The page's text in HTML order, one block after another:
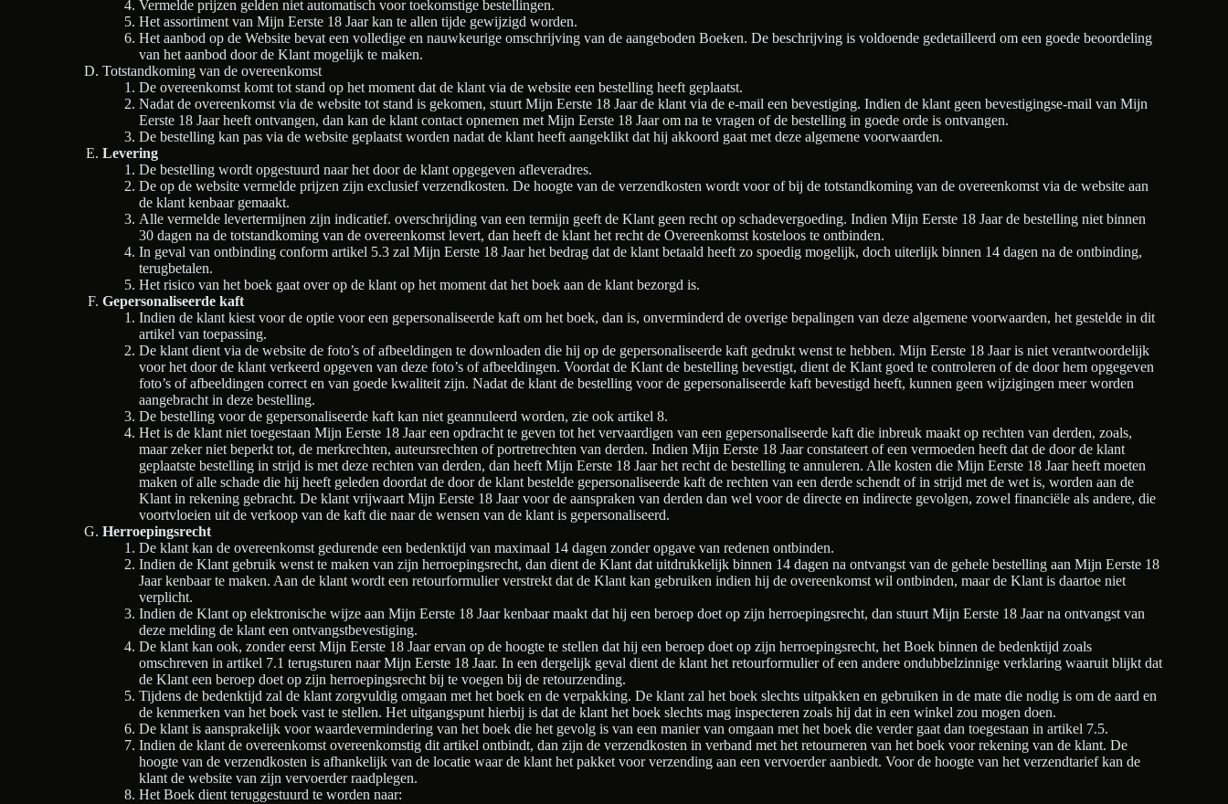
Vermelde prijzen gelden niet automatisch voor toekomstige bestellingen.
Het assortiment van Mijn Eerste 18 Jaar kan te allen tijde gewijzigd worden.
Het aanbod op de Website bevat een volledige en nauwkeurige omschrijving van de aangeboden Boeken. De beschrijving is voldoende gedetailleerd om een goede beoordeling
van het aanbod door de Klant mogelijk te maken.
Totstandkoming van de overeenkomst
De overeenkomst komt tot stand op het moment dat de klant via de website een bestelling heeft geplaatst.
Nadat de overeenkomst via de website tot stand is gekomen, stuurt Mijn Eerste 18 Jaar de klant via de e-mail een bevestiging. Indien de klant geen bevestigingse-mail van Mijn
Eerste 18 Jaar heeft ontvangen, dan kan de klant contact opnemen met Mijn Eerste 18 Jaar om na te vragen of de bestelling in goede orde is ontvangen.
De bestelling kan pas via de website geplaatst worden nadat de klant heeft aangeklikt dat hij akkoord gaat met deze algemene voorwaarden.
Levering
De bestelling wordt opgestuurd naar het door de klant opgegeven afleveradres.
De op de website vermelde prijzen zijn exclusief verzendkosten. De hoogte van de verzendkosten wordt voor of bij de totstandkoming van de overeenkomst via de website aan
de klant kenbaar gemaakt.
Alle vermelde levertermijnen zijn indicatief. overschrijding van een termijn geeft de Klant geen recht op schadevergoeding. Indien Mijn Eerste 18 Jaar de bestelling niet binnen
30 dagen na de totstandkoming van de overeenkomst levert, dan heeft de klant het recht de Overeenkomst kosteloos te ontbinden.
In geval van ontbinding conform artikel 5.3 zal Mijn Eerste 18 Jaar het bedrag dat de klant betaald heeft zo spoedig mogelijk, doch uiterlijk binnen 14 dagen na de ontbinding,
terugbetalen.
Het risico van het boek gaat over op de klant op het moment dat het boek aan de klant bezorgd is.
Gepersonaliseerde kaft
Indien de klant kiest voor de optie voor een gepersonaliseerde kaft om het boek, dan is, onverminderd de overige bepalingen van deze algemene voorwaarden, het gestelde in dit
artikel van toepassing.
De klant dient via de website de foto’s of afbeeldingen te downloaden die hij op de gepersonaliseerde kaft gedrukt wenst te hebben. Mijn Eerste 18 Jaar is niet verantwoordelijk
voor het door de klant verkeerd opgeven van deze foto’s of afbeeldingen. Voordat de Klant de bestelling bevestigt, dient de Klant goed te controleren of de door hem opgegeven
foto’s of afbeeldingen correct en van goede kwaliteit zijn. Nadat de klant de bestelling voor de gepersonaliseerde kaft bevestigd heeft, kunnen geen wijzigingen meer worden
aangebracht in deze bestelling.
De bestelling voor de gepersonaliseerde kaft kan niet geannuleerd worden, zie ook artikel 8.
Het is de klant niet toegestaan Mijn Eerste 18 Jaar een opdracht te geven tot het vervaardigen van een gepersonaliseerde kaft die inbreuk maakt op rechten van derden, zoals,
maar zeker niet beperkt tot, de merkrechten, auteursrechten of portretrechten van derden. Indien Mijn Eerste 18 Jaar constateert of een vermoeden heeft dat de door de klant
geplaatste bestelling in strijd is met deze rechten van derden, dan heeft Mijn Eerste 18 Jaar het recht de bestelling te annuleren. Alle kosten die Mijn Eerste 18 Jaar heeft moeten
maken of alle schade die hij heeft geleden doordat de door de klant bestelde gepersonaliseerde kaft de rechten van een derde schendt of in strijd met de wet is, worden aan de
Klant in rekening gebracht. De klant vrijwaart Mijn Eerste 18 Jaar voor de aanspraken van derden dan wel voor de directe en indirecte gevolgen, zowel financiële als andere, die
voortvloeien uit de verkoop van de kaft die naar de wensen van de klant is gepersonaliseerd.
Herroepingsrecht
De klant kan de overeenkomst gedurende een bedenktijd van maximaal 14 dagen zonder opgave van redenen ontbinden.
Indien de Klant gebruik wenst te maken van zijn herroepingsrecht, dan dient de Klant dat uitdrukkelijk binnen 14 dagen na ontvangst van de gehele bestelling aan Mijn Eerste 18
Jaar kenbaar te maken. Aan de klant wordt een retourformulier verstrekt dat de Klant kan gebruiken indien hij de overeenkomst wil ontbinden, maar de Klant is daartoe niet
verplicht.
Indien de Klant op elektronische wijze aan Mijn Eerste 18 Jaar kenbaar maakt dat hij een beroep doet op zijn herroepingsrecht, dan stuurt Mijn Eerste 18 Jaar na ontvangst van
deze melding de klant een ontvangstbevestiging.
De klant kan ook, zonder eerst Mijn Eerste 18 Jaar ervan op de hoogte te stellen dat hij een beroep doet op zijn herroepingsrecht, het Boek binnen de bedenktijd zoals
omschreven in artikel 7.1 terugsturen naar Mijn Eerste 18 Jaar. In een dergelijk geval dient de klant het retourformulier of een andere ondubbelzinnige verklaring waaruit blijkt dat
de Klant een beroep doet op zijn herroepingsrecht bij te voegen bij de retourzending.
Tijdens de bedenktijd zal de klant zorgvuldig omgaan met het boek en de verpakking. De klant zal het boek slechts uitpakken en gebruiken in de mate die nodig is om de aard en
de kenmerken van het boek vast te stellen. Het uitgangspunt hierbij is dat de klant het boek slechts mag inspecteren zoals hij dat in een winkel zou mogen doen.
De klant is aansprakelijk voor waardevermindering van het boek die het gevolg is van een manier van omgaan met het boek die verder gaat dan toegestaan in artikel 7.5.
Indien de klant de overeenkomst overeenkomstig dit artikel ontbindt, dan zijn de verzendkosten in verband met het retourneren van het boek voor rekening van de klant. De
hoogte van de verzendkosten is afhankelijk van de locatie waar de klant het pakket voor verzending aan een vervoerder aanbiedt. Voor de hoogte van het verzendtarief kan de
klant de website van zijn vervoerder raadplegen.
Het Boek dient teruggestuurd te worden naar: